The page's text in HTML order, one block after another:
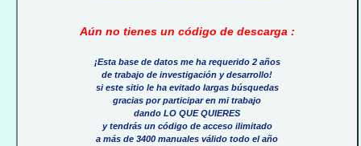
Aún no tienes un código de descarga :
¡Esta base de datos me ha requerido 2 años
de trabajo de investigación y desarrollo!
si este sitio le ha evitado largas búsquedas
gracias por participar en mi trabajo
dando LO QUE QUIERES
y tendrás un código de acceso ilimitado
a más de 3400 manuales válido todo el año